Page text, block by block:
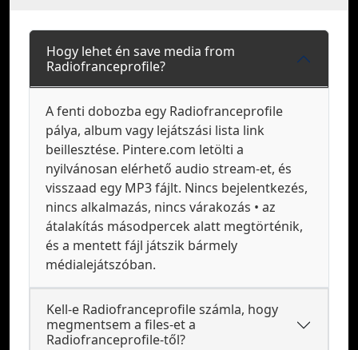
Hogy lehet én save media from
Radiofranceprofile?
A fenti dobozba egy Radiofranceprofile
pálya, album vagy lejátszási lista link
beillesztése. Pintere.com letölti a
nyilvánosan elérhető audio stream-et, és
visszaad egy MP3 fájlt. Nincs bejelentkezés,
nincs alkalmazás, nincs várakozás • az
átalakítás másodpercek alatt megtörténik,
és a mentett fájl játszik bármely
médialejátszóban.
Kell-e Radiofranceprofile számla, hogy
megmentsem a files-et a
Radiofranceprofile-től?